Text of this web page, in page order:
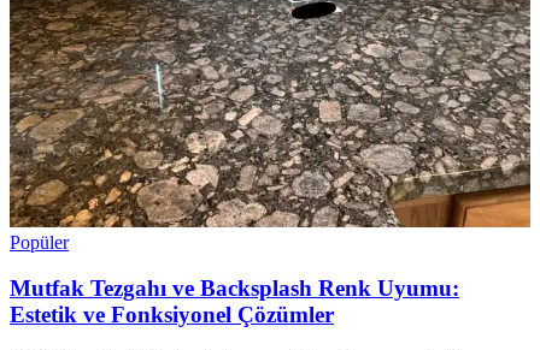
Popüler
Mutfak Tezgahı ve Backsplash Renk Uyumu:
Estetik ve Fonksiyonel Çözümler